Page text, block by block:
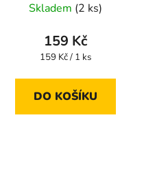
Skladem (2 ks)
159 Kč
Měrná
159 Kč / 1 ks
DO KOŠÍKU